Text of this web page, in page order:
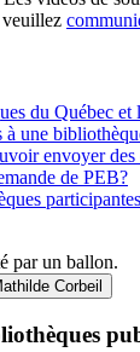
veuillez
du Québec
à une
envoyer
de PEB?
participantes
Corbeil